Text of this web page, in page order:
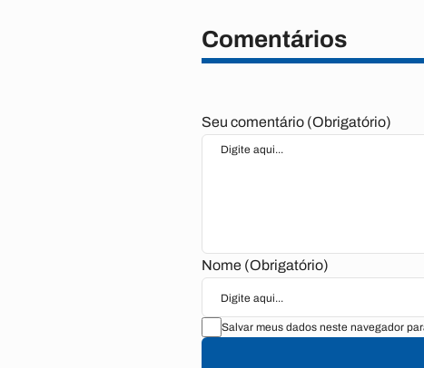
Comentários
Seu comentário (Obrigatório)
Nome (Obrigatório)
Salvar meus dados neste navegador